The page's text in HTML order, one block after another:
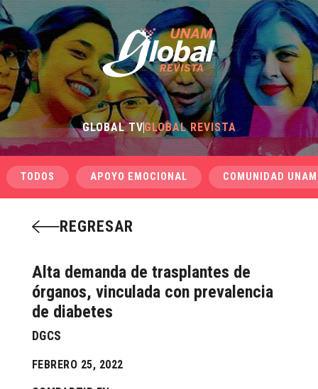
GLOBAL TVGLOBAL REVISTA
TODOS APOYO EMOCIONAL COMUNIDAD UNAM
REGRESAR
Alta demanda de trasplantes de
órganos, vinculada con prevalencia
de diabetes
DGCS
FEBRERO 25, 2022